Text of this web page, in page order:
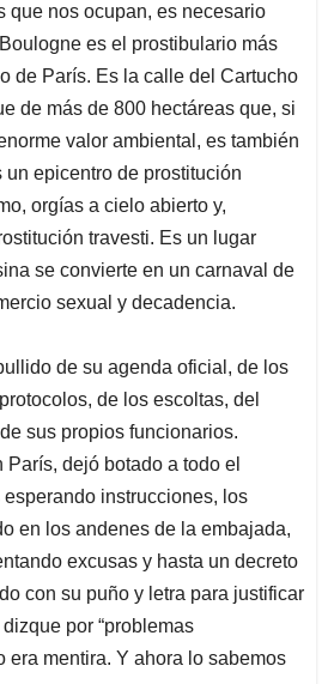
que nos ocupan, es necesario
es el prostibulario más
de París. Es la calle del Cartucho
de más de 800 hectáreas que, si
valor ambiental, es también
epicentro de prostitución
orgías a cielo abierto y,
travesti. Es un lugar
se convierte en un carnaval de
sexual y decadencia.
de su agenda oficial, de los
de los escoltas, del
sus propios funcionarios.
dejó botado a todo el
instrucciones, los
en los andenes de la embajada,
excusas y hasta un decreto
con su puño y letra para justificar
por “problemas
era mentira. Y ahora lo sabemos